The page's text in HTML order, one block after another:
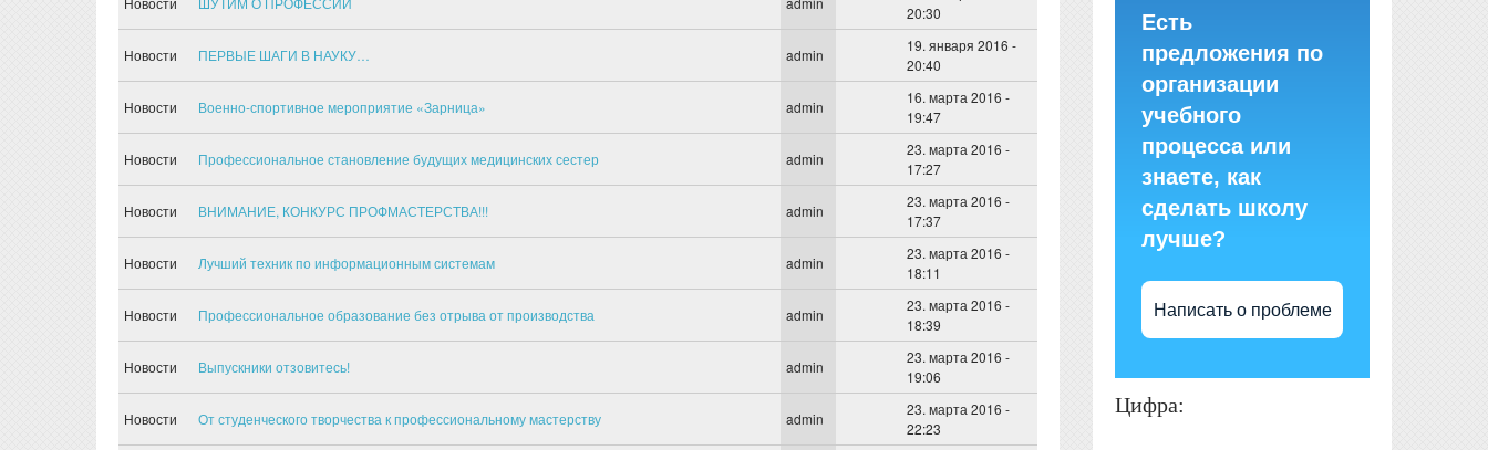
20:30
Новости ПЕРВЫЕ ШАГИ В НАУКУ… admin
19. января 2016 -
20:40
Новости Военно-спортивное мероприятие «Зарница» admin
16. марта 2016 -
19:47
Новости Профессиональное становление будущих медицинских сестер admin
23. марта 2016 -
17:27
Новости ВНИМАНИЕ, КОНКУРС ПРОФМАСТЕРСТВА!!! admin
23. марта 2016 -
17:37
Новости Лучший техник по информационным системам admin
23. марта 2016 -
18:11
Новости Профессиональное образование без отрыва от производства admin
23. марта 2016 -
18:39
Новости Выпускники отзовитесь! admin
23. марта 2016 -
19:06
Новости От студенческого творчества к профессиональному мастерству admin
23. марта 2016 -
22:23
Есть
предложения по
организации
учебного
процесса или
знаете, как
сделать школу
лучше?
Написать о проблеме
Цифра: